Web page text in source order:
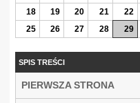
18
19 20 21 22
25
26 27 28 29
SPIS TREŚCI
PIERWSZA STRONA